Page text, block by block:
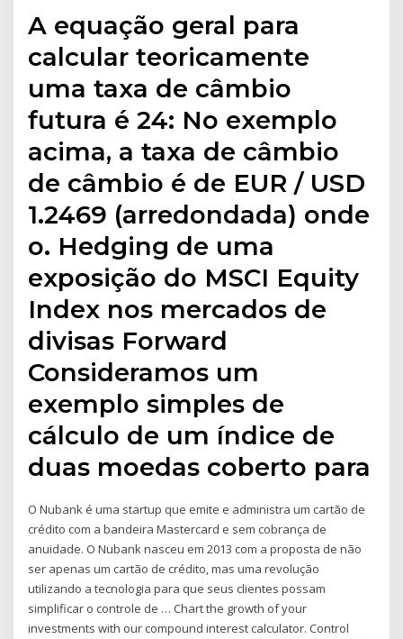
A equação geral para
calcular teoricamente
uma taxa de câmbio
futura é 24: No exemplo
acima, a taxa de câmbio
de câmbio é de EUR / USD
1.2469 (arredondada) onde
o. Hedging de uma
exposição do MSCI Equity
Index nos mercados de
divisas Forward
Consideramos um
exemplo simples de
cálculo de um índice de
duas moedas coberto para
O Nubank é uma startup que emite e administra um cartão de
crédito com a bandeira Mastercard e sem cobrança de
anuidade. O Nubank nasceu em 2013 com a proposta de não
ser apenas um cartão de crédito, mas uma revolução
utilizando a tecnologia para que seus clientes possam
simplificar o controle de … Chart the growth of your
investments with our compound interest calculator. Control